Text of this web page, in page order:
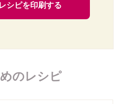
シピを印刷する
のレシピ